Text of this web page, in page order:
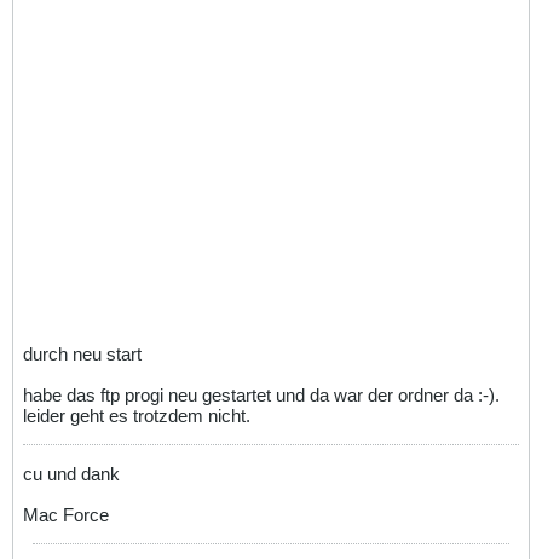
durch neu start
habe das ftp progi neu gestartet und da war der ordner da :-).
leider geht es trotzdem nicht.
cu und dank
Mac Force